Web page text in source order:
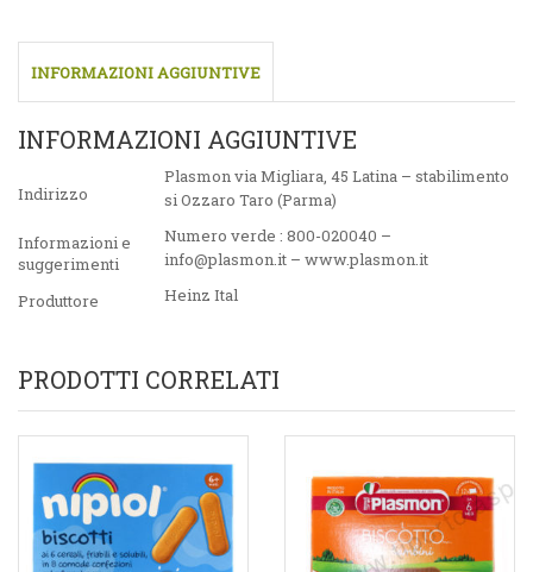
INFORMAZIONI AGGIUNTIVE
INFORMAZIONI AGGIUNTIVE
Indirizzo
Plasmon via Migliara, 45 Latina – stabilimento
si Ozzaro Taro (Parma)
Informazioni e
suggerimenti
Numero verde : 800-020040 –
info@plasmon.it – www.plasmon.it
Produttore
Heinz Ital
PRODOTTI CORRELATI